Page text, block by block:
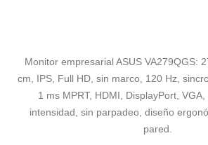
Monitor empresarial ASUS VA279QGS:
cm, IPS, Full HD, sin marco, 120 Hz,
1 ms MPRT, HDMI, DisplayPort,
intensidad, sin parpadeo, diseño
pared.